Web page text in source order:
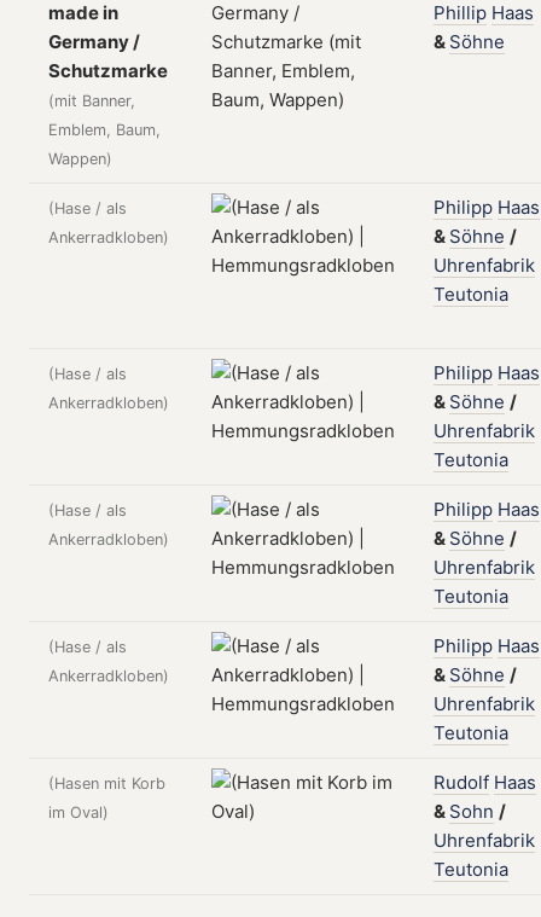
made in
Germany /
Schutzmarke
(mit Banner,
Emblem, Baum,
Wappen)
Phillip Haas
& Söhne
(Hase / als
Ankerradkloben)
Philipp Haas
& Söhne /
Uhrenfabrik
Teutonia
(Hase / als
Ankerradkloben)
Philipp Haas
& Söhne /
Uhrenfabrik
Teutonia
(Hase / als
Ankerradkloben)
Philipp Haas
& Söhne /
Uhrenfabrik
Teutonia
(Hase / als
Ankerradkloben)
Philipp Haas
& Söhne /
Uhrenfabrik
Teutonia
(Hasen mit Korb
im Oval)
Rudolf Haas
& Sohn /
Uhrenfabrik
Teutonia